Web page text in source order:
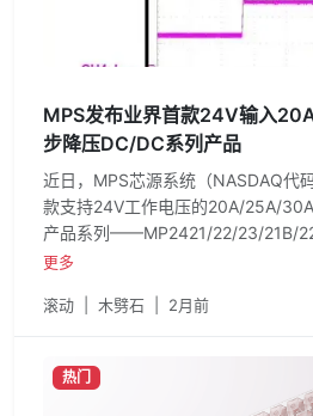
MPS发布业界首款24V输入
步降压DC/DC系列产品
近日，MPS芯源系统（NASDAQ代
款支持24V工作电压的20A/25A/
产品系列——MP2421/22/23/21B/
MP2421/22/23/21B/22B系列产品支
同步降压芯片。
更多
滚动 木劈石 2月前
热门